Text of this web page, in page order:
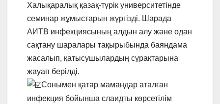
Халықаралық қазақ-түрік университетінде
семинар жұмыстарын жүргізді. Шарада
АИТВ инфекциясының алдын алу және одан
сақтану шаралары тақырыбында баяндама
жасалып, қатысушылардың сұрақтарына
жауап берілді.
Сонымен қатар мамандар аталған
инфекция бойынша слаидты көрсетілім